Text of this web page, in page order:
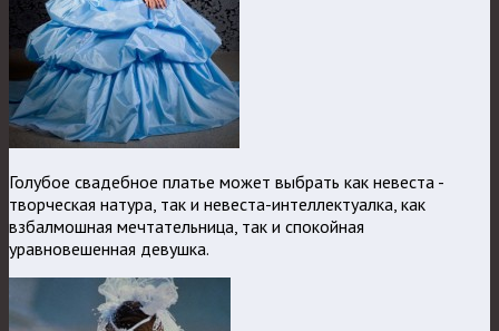
Голубое свадебное платье может выбрать как невеста -
творческая натура, так и невеста-интеллектуалка, как
взбалмошная мечтательница, так и спокойная
уравновешенная девушка.